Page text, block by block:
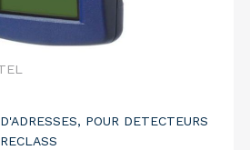
POUR DETECTEURS